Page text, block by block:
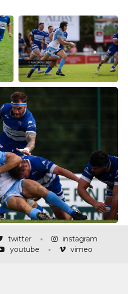
twitter
instagram
youtube vimeo